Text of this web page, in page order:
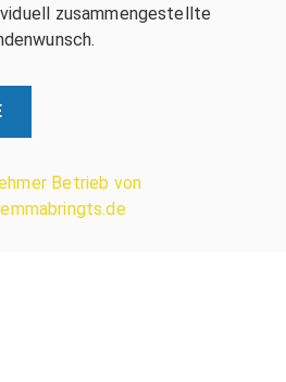
zusammengestellte